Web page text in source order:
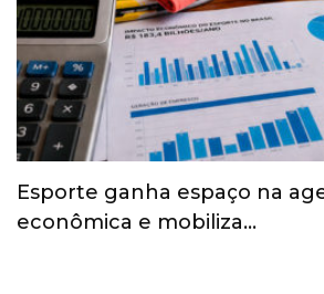
Esporte ganha espaço na
econômica e mobiliza…